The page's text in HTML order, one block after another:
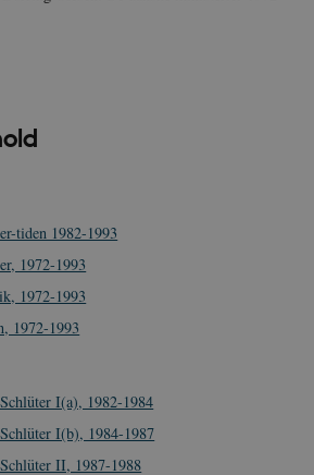
tiden 1982-1993
1972-1993
1972-1993
1972-1993
I(a), 1982-1984
I(b), 1984-1987
II, 1987-1988